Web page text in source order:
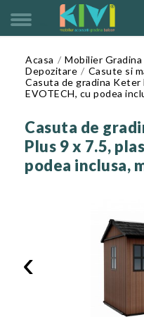
Acasa Mobilier Gradina
Depozitare
Casute si
Casuta de gradina
EVOTECH, cu podea
Casuta de
Plus 9 x 7.5,
podea inclusa,
‹